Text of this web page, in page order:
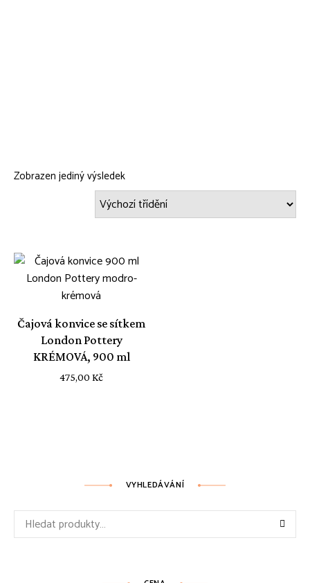
Zobrazen jediný výsledek
Čajová konvice se sítkem
London Pottery
KRÉMOVÁ, 900 ml
475,00Kč
VYHLEDÁVÁNÍ
Hledat: